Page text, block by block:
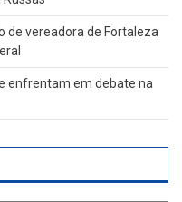
de vereadora de Fortaleza
enfrentam em debate na